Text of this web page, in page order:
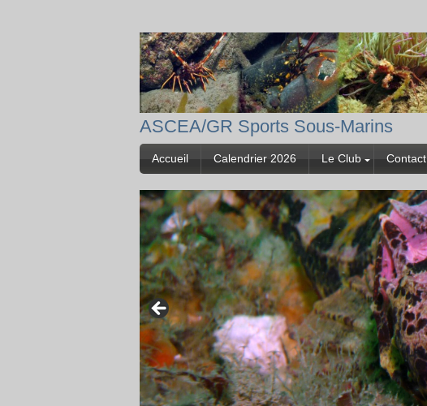
ASCEA/GR Sports Sous-Marins
Accueil Calendrier 2026 Le Club Contact